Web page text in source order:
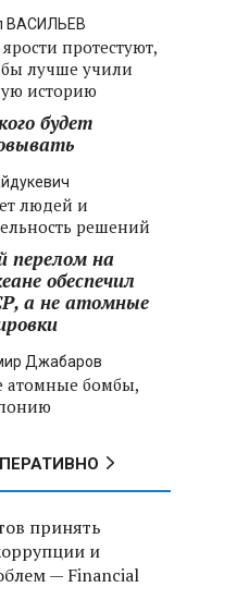
ВАСИЛЬЕВ
протестуют,
лучше учили
историю
будет
людей и
решений
перелом на
обеспечил
а не атомные
Джабаров
атомные бомбы,
принять
и
— Financial